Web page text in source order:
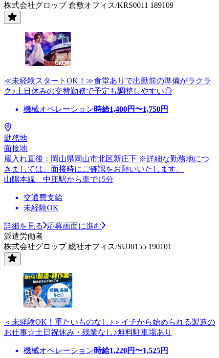
株式会社グロップ 倉敷オフィス/KRS0011 189109
≪未経験スタートOK！≫食堂ありで出勤前の準備がラクラ
ク♪土日休みの交替勤務で予定も調整しやすい◎
機械オペレーション時給1,400円〜1,750円
勤務地
面接地
雇入れ直後：岡山県岡山市北区新庄下 ※詳細な勤務地につ
きましては、面接時にご確認をお願いいたします。
山陽本線 中庄駅から車で15分
交通費支給
未経験OK
詳細を見る
応募画面に進む
派遣労働者
株式会社グロップ 総社オフィス/SUJ0155 190101
＜未経験OK！重たいものなし♪＞イチから始められる製造の
お仕事☆土日祝休み・残業なし♪無料駐車場あり
機械オペレーション時給1,220円〜1,525円